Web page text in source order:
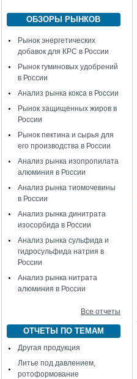
ОБЗОРЫ РЫНКОВ
Рынок энергетических
добавок для КРС в России
Рынок гуминовых удобрений
в России
Анализ рынка кокса в России
Рынок защищенных жиров в
России
Рынок пектина и сырья для
его производства в России
Анализ рынка изопропилата
алюминия в России
Анализ рынка тиомочевины
в России
Анализ рынка динитрата
изосорбида в России
Анализ рынка сульфида и
гидросульфида натрия в
России
Анализ рынка нитрата
алюминия в России
Все отчеты
ОТЧЕТЫ ПО ТЕМАМ
Другая продукция
Литье под давлением,
ротоформование